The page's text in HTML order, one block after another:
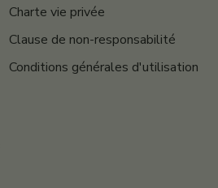
Charte vie privée
Clause de non-responsabilité
Conditions générales d'utilisation